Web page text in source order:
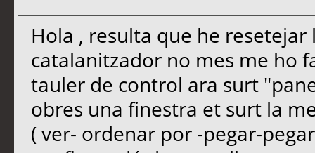
Hola , resulta que he
catalanitzador no mes me ho
tauler de control ara surt
obres una finestra et surt la
( ver- ordenar por -pegar-